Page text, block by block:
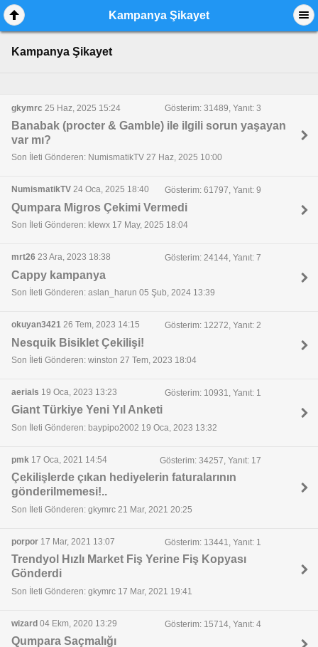
Kampanya Şikayet
Kampanya Şikayet
gkymrc 25 Haz, 2025 15:24 Gösterim: 31489, Yanıt: 3
Banabak (procter & Gamble) ile ilgili sorun yaşayan
var mı?
Son İleti Gönderen: NumismatikTV 27 Haz, 2025 10:00
NumismatikTV 24 Oca, 2025 18:40 Gösterim: 61797, Yanıt: 9
Qumpara Migros Çekimi Vermedi
Son İleti Gönderen: klewx 17 May, 2025 18:04
mrt26 23 Ara, 2023 18:38 Gösterim: 24144, Yanıt: 7
Cappy kampanya
Son İleti Gönderen: aslan_harun 05 Şub, 2024 13:39
okuyan3421 26 Tem, 2023 14:15 Gösterim: 12272, Yanıt: 2
Nesquik Bisiklet Çekilişi!
Son İleti Gönderen: winston 27 Tem, 2023 18:04
aerials 19 Oca, 2023 13:23 Gösterim: 10931, Yanıt: 1
Giant Türkiye Yeni Yıl Anketi
Son İleti Gönderen: baypipo2002 19 Oca, 2023 13:32
pmk 17 Oca, 2021 14:54 Gösterim: 34257, Yanıt: 17
Çekilişlerde çıkan hediyelerin faturalarının
gönderilmemesi!..
Son İleti Gönderen: gkymrc 21 Mar, 2021 20:25
porpor 17 Mar, 2021 13:07 Gösterim: 13441, Yanıt: 1
Trendyol Hızlı Market Fiş Yerine Fiş Kopyası
Gönderdi
Son İleti Gönderen: gkymrc 17 Mar, 2021 19:41
wizard 04 Ekm, 2020 13:29 Gösterim: 15714, Yanıt: 4
Qumpara Saçmalığı